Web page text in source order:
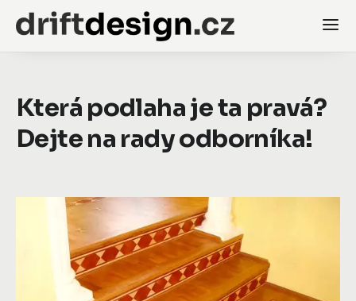
Která podlaha je ta pravá?
Dejte na rady odborníka!